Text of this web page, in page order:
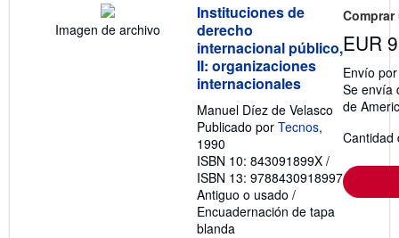
Imagen de archivo
Instituciones de
derecho
internacional público,
II: organizaciones
internacionales
Manuel Díez de Velasco
Publicado por Tecnos,
1990
ISBN 10: 843091899X /
ISBN 13: 9788430918997
Antiguo o usado /
Encuadernación de tapa
blanda
EUR
Envío
Se envía
de
Cantidad